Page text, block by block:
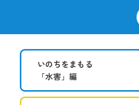
いのちをまもる
「水害」編